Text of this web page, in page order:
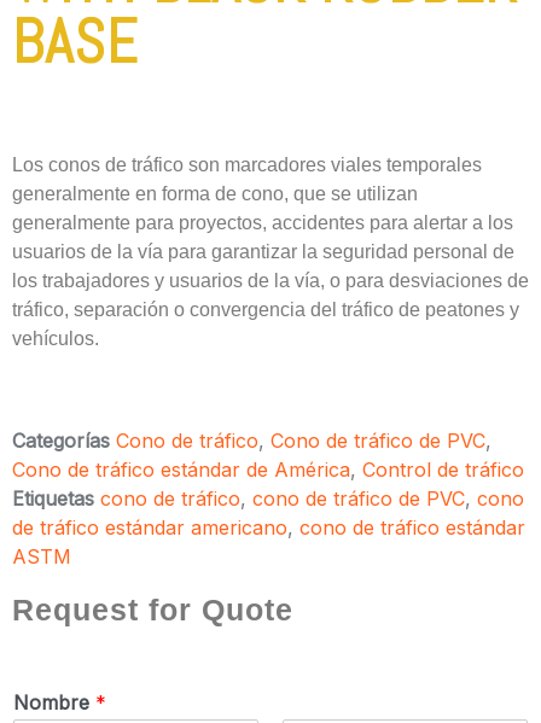
BASE
Los conos de tráfico son marcadores viales temporales
generalmente en forma de cono, que se utilizan
generalmente para proyectos, accidentes para alertar a los
usuarios de la vía para garantizar la seguridad personal de
los trabajadores y usuarios de la vía, o para desviaciones de
tráfico, separación o convergencia del tráfico de peatones y
vehículos.
Categorías Cono de tráfico, Cono de tráfico de PVC,
Cono de tráfico estándar de América, Control de tráfico
Etiquetas cono de tráfico, cono de tráfico de PVC, cono
de tráfico estándar americano, cono de tráfico estándar
ASTM
Request for Quote
Nombre *